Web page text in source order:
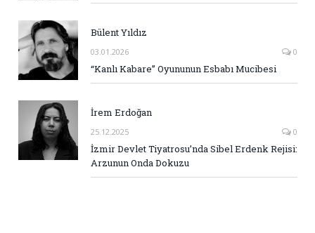
Bülent Yıldız
03.01.2026 0
“Kanlı Kabare” Oyununun Esbabı Mucibesi
İrem Erdoğan
25.12.2025 0
İzmir Devlet Tiyatrosu’nda Sibel Erdenk Rejisi:
Arzunun Onda Dokuzu